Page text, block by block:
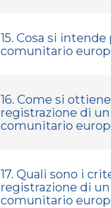
15. Cosa si
comunitario
16. Come si
registrazione di
comunitario
17. Quali sono i
registrazione di
comunitario